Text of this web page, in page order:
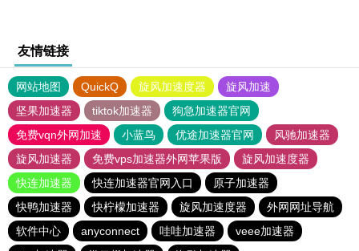
友情链接
网站地图 QuickQ 旋风加速度器
旋风加速
坚果加速器
tiktok加速器
狗急加速器官网
免费vqn外网加速
小蓝鸟 优途加速器官网
风驰加速器
旋风加速器
免费vps加速器外网苹果版
旋风加速度器
快连加速器
快连加速器官网入口
原子加速器
快鸭加速器
快柠檬加速器 旋风加速度器
外网网址导航
软件中心
anyconnect 哇哇加速器
veee加速器